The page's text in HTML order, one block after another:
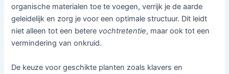
organische materialen toe te voegen, verrijk je de aarde
geleidelijk en zorg je voor een optimale structuur. Dit leidt
niet alleen tot een betere vochtretentie, maar ook tot een
vermindering van onkruid.
De keuze voor geschikte planten zoals klavers en